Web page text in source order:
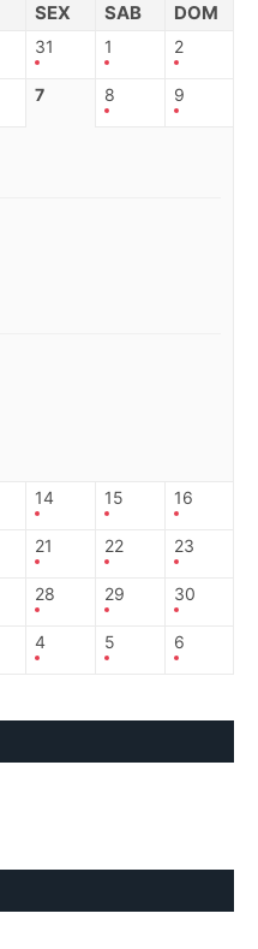
SEX SAB DOM
31 1 2
7 8 9
14 15 16
21 22 23
28 29 30
4 5 6